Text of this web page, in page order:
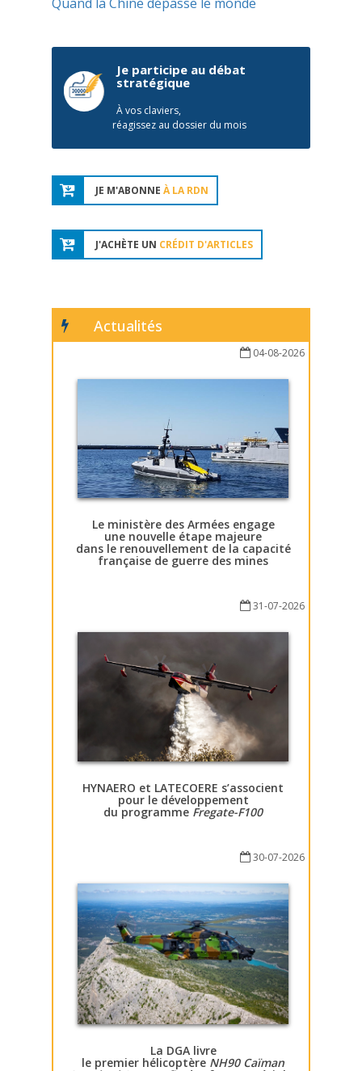
Je participe au débat
stratégique
À vos claviers,
réagissez au dossier du mois
JE M'ABONNE À LA RDN
J'ACHÈTE UN CRÉDIT D'ARTICLES
Actualités
04-08-2026
Le ministère des Armées engage
une nouvelle étape majeure
dans le renouvellement de la capacité
française de guerre des mines
31-07-2026
HYNAERO et LATECOERE s’associent
pour le développement
du programme Fregate-F100
30-07-2026
La DGA livre
le premier hélicoptère NH90 Caïman